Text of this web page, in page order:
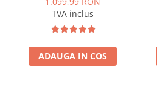
BGSW94L
TVA inclus
ADAUGA IN COS